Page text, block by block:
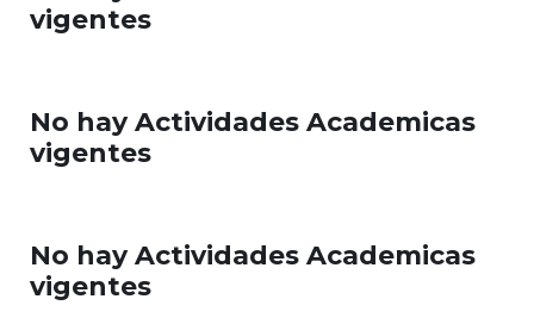
vigentes
No hay Actividades Academicas
vigentes
No hay Actividades Academicas
vigentes